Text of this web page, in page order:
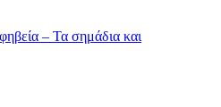
– Τα σημάδια και